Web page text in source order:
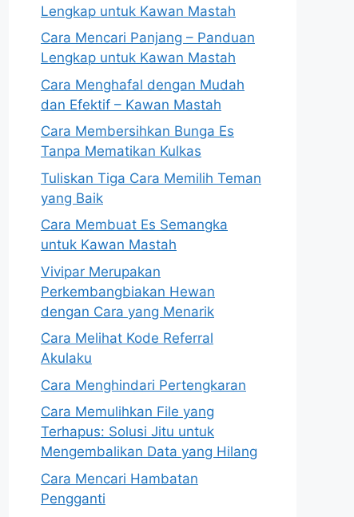
Lengkap untuk Kawan Mastah
Cara Mencari Panjang – Panduan
Lengkap untuk Kawan Mastah
Cara Menghafal dengan Mudah
dan Efektif – Kawan Mastah
Cara Membersihkan Bunga Es
Tanpa Mematikan Kulkas
Tuliskan Tiga Cara Memilih Teman
yang Baik
Cara Membuat Es Semangka
untuk Kawan Mastah
Vivipar Merupakan
Perkembangbiakan Hewan
dengan Cara yang Menarik
Cara Melihat Kode Referral
Akulaku
Cara Menghindari Pertengkaran
Cara Memulihkan File yang
Terhapus: Solusi Jitu untuk
Mengembalikan Data yang Hilang
Cara Mencari Hambatan
Pengganti